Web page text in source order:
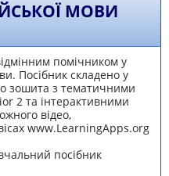
МОВИ
помічником у
Посібник складено у
зошита з тематичними
2 та інтерактивними
відео,
www.LearningApps.org
посібник